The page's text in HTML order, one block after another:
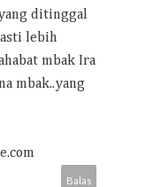
ditinggal
lebih
mbak Ira
mbak..yang
Balas